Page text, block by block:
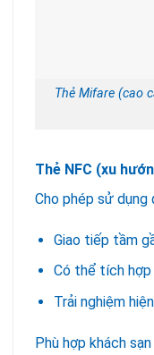
Thẻ Mifare (cao
Thẻ NFC (xu
Cho phép sử
Giao tiếp tầm
Có thể tích
Trải nghiệm
Phù hợp khách